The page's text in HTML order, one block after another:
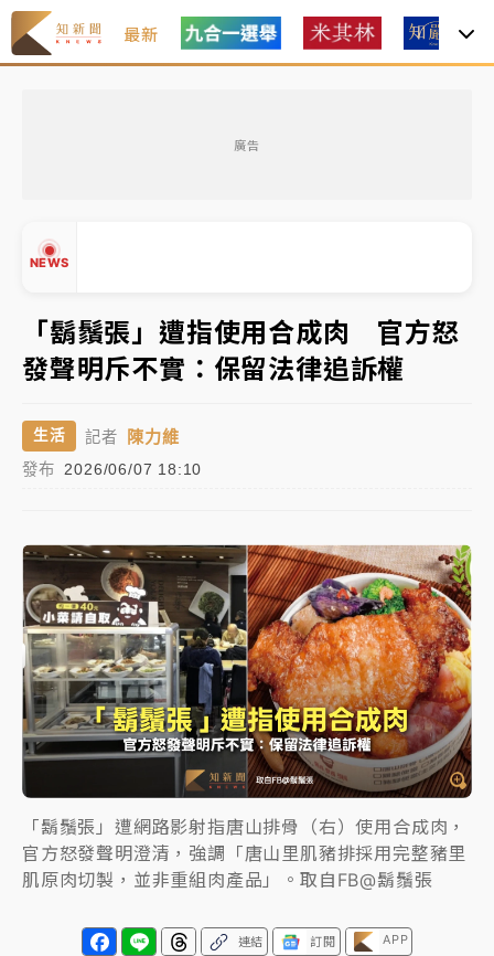
最新
廣告
NEWS
韓股最壞時期已過？大摩估去槓桿完成逾半 波動率降
至2個月低
「白海豚」雨炸新北！通報109件災情 侯友宜揭這類災
損最多
白海豚挾豪雨狂炸新北！時雨量破百毫米 水塔、雨棚
金控第2季海外曝險破31兆創高 日本年增45%居冠
「好事多磨」
韓股最壞時期已過？大摩估去槓桿完成逾半 波動率降
至2個月低
「白海豚」雨炸新北！通報109件災情 侯友宜揭這類災
損最多
白海豚挾豪雨狂炸新北！時雨量破百毫米 水塔、雨棚
砸落毀車
「鬍鬚張」遭指使用合成肉 官方怒
發聲明斥不實：保留法律追訴權
生活 記者 陳力維
發布 2026/06/07 18:10
「鬍鬚張」遭網路影射指唐山排骨（右）使用合成肉，
官方怒發聲明澄清，強調「唐山里肌豬排採用完整豬里
肌原肉切製，並非重組肉產品」。取自FB@鬍鬚張
連結 訂閱 APP